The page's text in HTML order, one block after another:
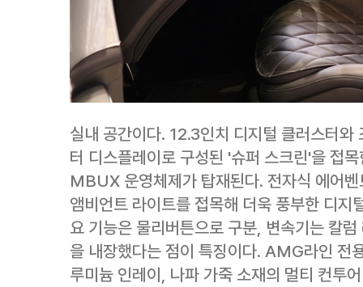
실내 공간이다. 12.3인치 디지털 클러스터
터 디스플레이로 구성된 '슈퍼 스크린'을 접
MBUX 운영체제가 탑재된다. 전자식 에어
앰비언트 라이트를 접목해 더욱 풍부한 디지
요 기능은 물리버튼으로 구분, 변속기는 칼
을 내장했다는 점이 특징이다. AMG라인 전
루미늄 인레이, 나파 가죽 소재의 멀티 컨투